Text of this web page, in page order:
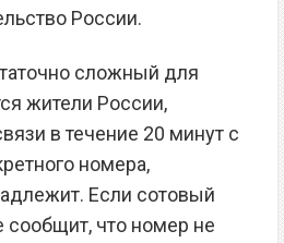
России.
сложный для
жители России,
в течение 20 минут с
номера,
Если сотовый
сообщит, что номер не